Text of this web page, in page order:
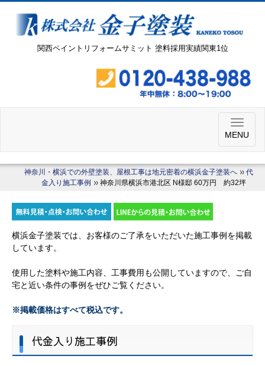
関西ペイントリフォームサミット 塗料採用実績関東1位
MENU
神奈川・横浜での外壁塗装、屋根工事は地元密着の横浜金子塗装へ
代
金入り施工事例
神奈川県横浜市港北区 N様邸 60万円 約32坪
横浜金子塗装では、お客様のご了承をいただいた施工事例を掲載
しています。
使用した塗料や施工内容、工事費用も公開していますので、ご自
宅と近い条件の事例をぜひご覧ください。
※掲載価格はすべて税込です。
代金入り施工事例